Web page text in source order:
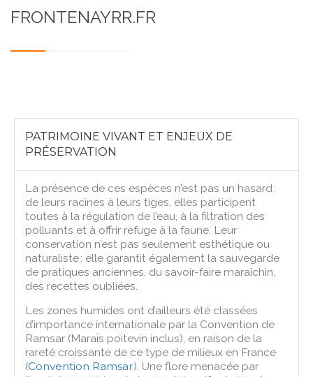
FRONTENAYRR.FR
PATRIMOINE VIVANT ET ENJEUX DE
PRÉSERVATION
La présence de ces espèces n’est pas un hasard :
de leurs racines à leurs tiges, elles participent
toutes à la régulation de l’eau, à la filtration des
polluants et à offrir refuge à la faune. Leur
conservation n’est pas seulement esthétique ou
naturaliste : elle garantit également la sauvegarde
de pratiques anciennes, du savoir-faire maraîchin,
des recettes oubliées.
Les zones humides ont d’ailleurs été classées
d’importance internationale par la Convention de
Ramsar (Marais poitevin inclus), en raison de la
rareté croissante de ce type de milieux en France
(Convention Ramsar). Une flore menacée par